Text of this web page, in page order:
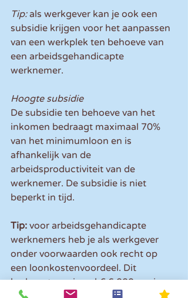
Tip: als werkgever kan je ook een
subsidie krijgen voor het aanpassen
van een werkplek ten behoeve van
een arbeidsgehandicapte
werknemer.
Hoogte subsidie
De subsidie ten behoeve van het
inkomen bedraagt maximaal 70%
van het minimumloon en is
afhankelijk van de
arbeidsproductiviteit van de
werknemer. De subsidie is niet
beperkt in tijd.
Tip: voor arbeidsgehandicapte
werknemers heb je als werkgever
onder voorwaarden ook recht op
een loonkostenvoordeel. Dit
bedraagt maximaal € 6.000 per jaar